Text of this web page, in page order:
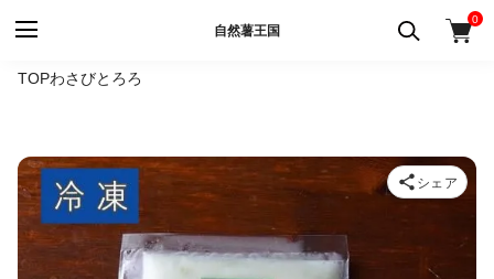
自然薯王国
0
TOPわさびとろろ
シェア